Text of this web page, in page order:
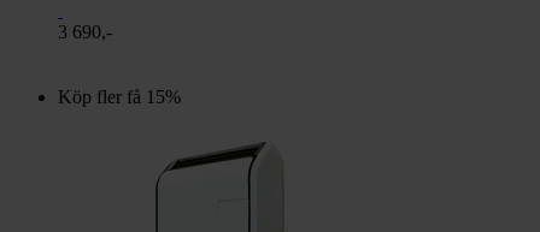
3 690,-
Köp fler få 15%